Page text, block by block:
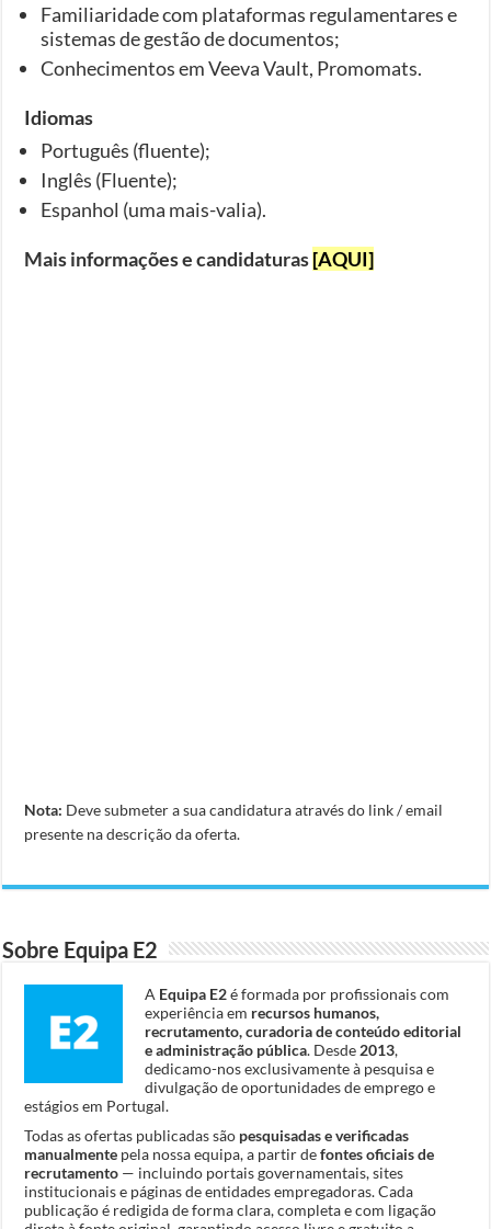
Familiaridade com plataformas regulamentares e
sistemas de gestão de documentos;
Conhecimentos em Veeva Vault, Promomats.
Idiomas
Português (fluente);
Inglês (Fluente);
Espanhol (uma mais-valia).
Mais informações e candidaturas[AQUI]
Nota: Deve submeter a sua candidatura através do link / email
presente na descrição da oferta.
Sobre Equipa E2
A Equipa E2é formada por profissionais com
experiência em recursos humanos,
recrutamento, curadoria de conteúdo editorial
e administração pública. Desde 2013,
dedicamo-nos exclusivamente à pesquisa e
divulgação de oportunidades de emprego e
estágios em Portugal.
Todas as ofertas publicadas são pesquisadas e verificadas
manualmente pela nossa equipa, a partir defontes oficiais de
recrutamento — incluindo portais governamentais, sites
institucionais e páginas de entidades empregadoras. Cada
publicação é redigida de forma clara, completa e com ligação